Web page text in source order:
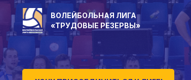
ВОЛЕЙБОЛЬНАЯ ЛИГА
«ТРУДОВЫЕ РЕЗЕРВЫ»